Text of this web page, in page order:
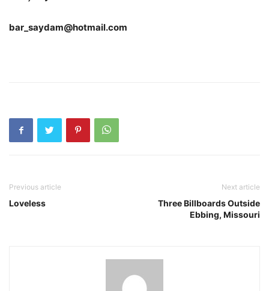
bar_saydam@hotmail.com
Previous article
Loveless
Next article
Three Billboards Outside
Ebbing, Missouri